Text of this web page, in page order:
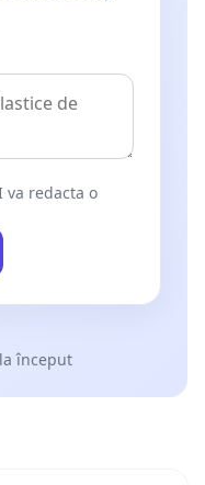
va redacta o
început